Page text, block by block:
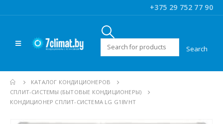
+375 29 752 77 90
Искать:
КАТАЛОГ КОНДИЦИОНЕРОВ
CПЛИТ-СИСТЕМЫ (БЫТОВЫЕ КОНДИЦИОНЕРЫ)
КОНДИЦИОНЕР СПЛИТ-СИСТЕМА LG G18VHT